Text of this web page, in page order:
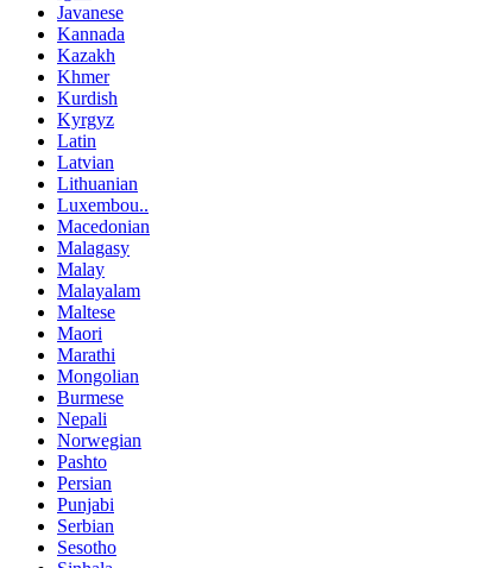
Javanese
Kannada
Kazakh
Khmer
Kurdish
Kyrgyz
Latin
Latvian
Lithuanian
Luxembou..
Macedonian
Malagasy
Malay
Malayalam
Maltese
Maori
Marathi
Mongolian
Burmese
Nepali
Norwegian
Pashto
Persian
Punjabi
Serbian
Sesotho